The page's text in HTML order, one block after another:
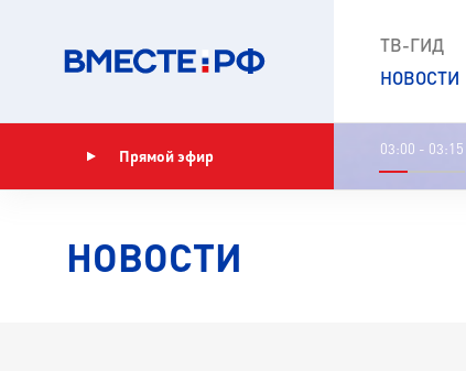
ТВ-ГИД
НОВОСТИ
Прямой эфир 03:00 - 03:15
НОВОСТИ